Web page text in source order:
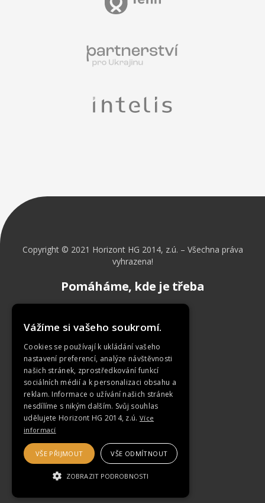
Copyright © 2021 Horizont HG 2014, z.ú. – Všechna práva
vyhrazena!
Pomáháme, kde je třeba
Úvod
Projekty
Aktuality
Jak podpořit
Kontakt
Vážíme si vašeho soukromí.
Cookies se používají k ukládání vašeho
nastavení preferencí, analýze návštěvnosti
našich stránek, zprostředkování funkcí
sociálních médií a k personalizaci obsahu a
reklam. Informace o užívání našich stránek
nesdílíme s nikým dalším. Svůj souhlas
udělujete Horizont HG 2014, z.ú. Více
informací
VŠE PŘIJMOUT VŠE ODMÍTNOUT
ZOBRAZIT PODROBNOSTI
NEZBYTNĚ NUTNÉ SOUBORY